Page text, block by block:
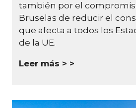
también por el
Bruselas de reducir el
que afecta a todos los
de la UE.
Leer más >